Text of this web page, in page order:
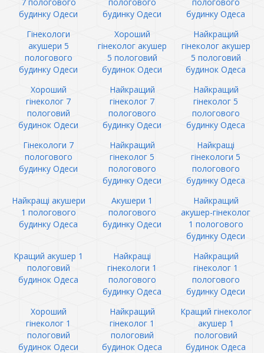
будинку Одеси
будинку Одеси
будинку Одеса
Гінекологи
акушери 5
пологового
будинку Одеси
Хороший
гінеколог акушер
5 пологовий
будинок Одеси
Найкращий
гінеколог акушер
5 пологовий
будинок Одеса
Хороший
гінеколог 7
пологовий
будинок Одеси
Найкращий
гінеколог 7
пологового
будинку Одеси
Найкращий
гінеколог 5
пологового
будинку Одеса
Гінекологи 7
пологового
будинку Одеси
Найкращий
гінеколог 5
пологового
будинку Одеси
Найкращі
гінекологи 5
пологового
будинку Одеса
Найкращі акушери
1 пологового
будинку Одеса
Акушери 1
пологового
будинку Одеси
Найкращий
акушер-гінеколог
1 пологового
будинку Одеси
Кращий акушер 1
пологовий
будинок Одеса
Найкращі
гінекологи 1
пологового
будинку Одеса
Найкращий
гінеколог 1
пологового
будинку Одеси
Хороший
гінеколог 1
пологовий
будинок Одеси
Найкращий
гінеколог 1
пологовий
будинок Одеса
Кращий гінеколог
акушер 1
пологовий
будинок Одеса